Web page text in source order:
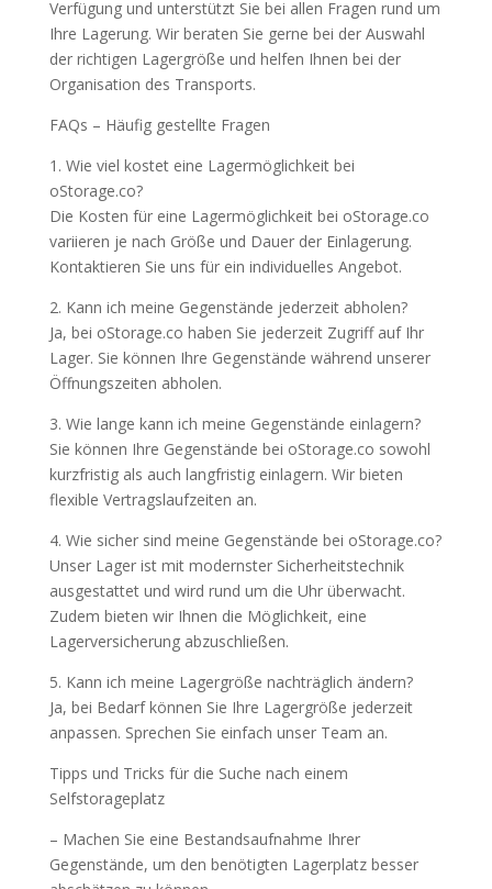
Verfügung und unterstützt Sie bei allen Fragen rund um
Ihre Lagerung. Wir beraten Sie gerne bei der Auswahl
der richtigen Lagergröße und helfen Ihnen bei der
Organisation des Transports.
FAQs – Häufig gestellte Fragen
1. Wie viel kostet eine Lagermöglichkeit bei
oStorage.co?
Die Kosten für eine Lagermöglichkeit bei oStorage.co
variieren je nach Größe und Dauer der Einlagerung.
Kontaktieren Sie uns für ein individuelles Angebot.
2. Kann ich meine Gegenstände jederzeit abholen?
Ja, bei oStorage.co haben Sie jederzeit Zugriff auf Ihr
Lager. Sie können Ihre Gegenstände während unserer
Öffnungszeiten abholen.
3. Wie lange kann ich meine Gegenstände einlagern?
Sie können Ihre Gegenstände bei oStorage.co sowohl
kurzfristig als auch langfristig einlagern. Wir bieten
flexible Vertragslaufzeiten an.
4. Wie sicher sind meine Gegenstände bei oStorage.co?
Unser Lager ist mit modernster Sicherheitstechnik
ausgestattet und wird rund um die Uhr überwacht.
Zudem bieten wir Ihnen die Möglichkeit, eine
Lagerversicherung abzuschließen.
5. Kann ich meine Lagergröße nachträglich ändern?
Ja, bei Bedarf können Sie Ihre Lagergröße jederzeit
anpassen. Sprechen Sie einfach unser Team an.
Tipps und Tricks für die Suche nach einem
Selfstorageplatz
– Machen Sie eine Bestandsaufnahme Ihrer
Gegenstände, um den benötigten Lagerplatz besser